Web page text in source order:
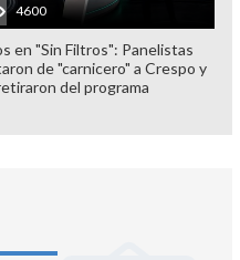
4600
en "Sin Filtros": Panelistas
de "carnicero" a Crespo y
del programa